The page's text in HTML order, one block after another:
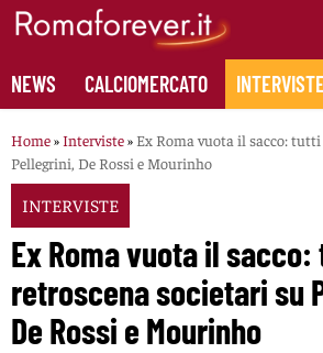
Skip
content
NEWS CALCIOMERCATO INTERVISTE
Home»Interviste» Ex Roma vuota il sacco:
Pellegrini, De Rossi e Mourinho
INTERVISTE
Ex Roma vuota il
retroscena societari su
De Rossi e Mourinho